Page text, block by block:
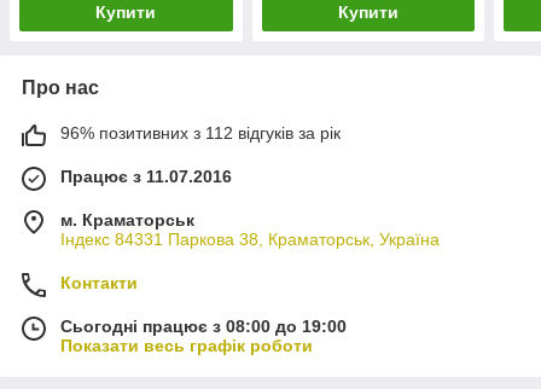
Купити Купити
Про нас
96% позитивних з 112 відгуків за рік
Працює з 11.07.2016
м. Краматорськ
Індекс 84331 Паркова 38, Краматорськ, Україна
Контакти
Сьогодні працює з 08:00 до 19:00
Показати весь графік роботи